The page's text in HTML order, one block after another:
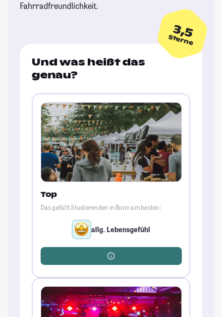
Fahrradfreundlichkeit.
3,5
Sterne
Und was heißt das
genau?
Top
Das gefällt Studierenden in Bonn am besten:
allg. Lebensgefühl